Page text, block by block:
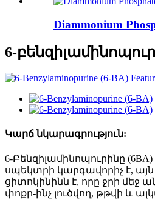
Diammonium
6-
Կարճ նկարագրություն:
6-Բենզիլամինոպուրինը (6BA)
սպեկտրի կարգավորիչ է,
ցիտոկինինն է, որը ջրի մեջ
փոքր-ինչ լուծվող, թթվի և